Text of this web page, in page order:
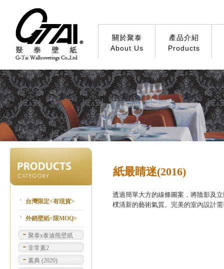
關於聚泰
About Us
產品介紹
Products
台灣限定<有現貨>
外銷壁紙<限MOQ>
聚泰x泰迪熊壁紙
非常素2
素典 (2020)
紙最睛迷(2016)
透過簡單大方的線條圖案，將陰影及
樸清新的藝術氣質。完美的室內設計